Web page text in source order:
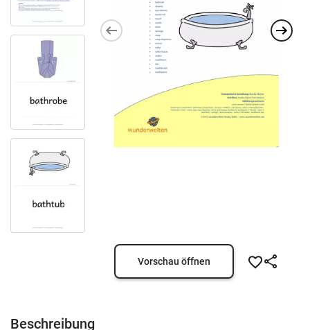
Vorschau öffnen
Beschreibung